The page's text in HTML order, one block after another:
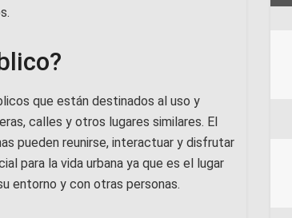
que están destinados al uso y
calles y otros lugares similares. El
pueden reunirse, interactuar y disfrutar
para la vida urbana ya que es el lugar
entorno y con otras personas.